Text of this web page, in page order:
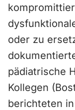
oder zu
pädiatrische
Kollegen
berichteten